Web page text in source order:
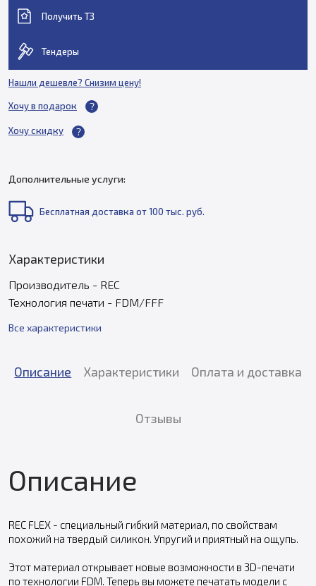
Получить ТЗ
Тендеры
Нашли дешевле? Снизим цену!
Хочу в подарок
Хочу скидку
Дополнительные услуги:
Бесплатная доставка от 100 тыс. руб.
Характеристики
Производитель - REC
Технология печати - FDM/FFF
Все характеристики
Описание Характеристики Оплата и доставка
Отзывы
Описание
REC FLEX - специальный гибкий материал, по свойствам
похожий на твердый силикон. Упругий и приятный на ощупь.
Этот материал открывает новые возможности в 3D-печати
по технологии FDM. Теперь вы можете печатать модели с